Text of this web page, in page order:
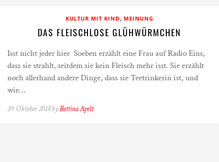
KULTUR MIT KIND, MEINUNG
DAS FLEISCHLOSE GLÜHWÜRMCHEN
Isst nicht jeder hier Soeben erzählt eine Frau auf Radio Eins,
dass sie strahlt, seitdem sie kein Fleisch mehr isst. Sie erzählt
noch allerhand andere Dinge, dass sie Teetrinkerin ist, und
wie…
29. Oktober 2014 byBettina Apelt